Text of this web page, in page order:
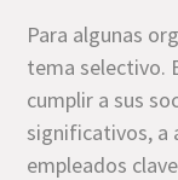
Para algunas
tema selectivo.
cumplir a sus
significativos, a
empleados